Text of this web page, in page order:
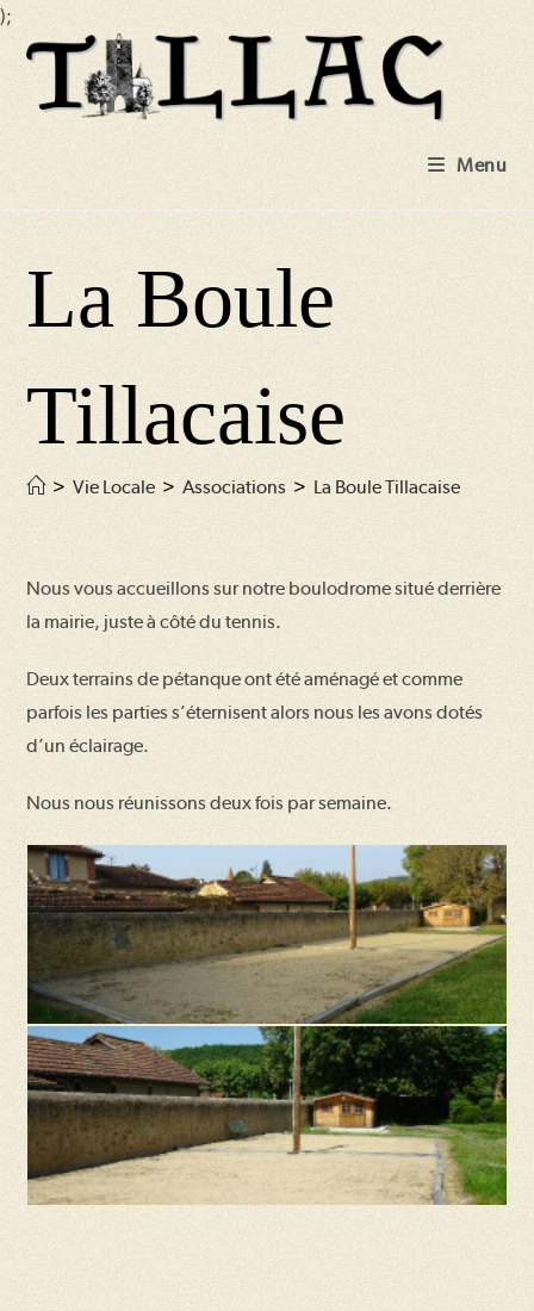
);
Skip
content
Menu
La Boule
Tillacaise
> Vie Locale > Associations > La Boule Tillacaise
Nous vous accueillons sur notre boulodrome situé derrière
la mairie, juste à côté du tennis.
Deux terrains de pétanque ont été aménagé et comme
parfois les parties s’éternisent alors nous les avons dotés
d’un éclairage.
Nous nous réunissons deux fois par semaine.